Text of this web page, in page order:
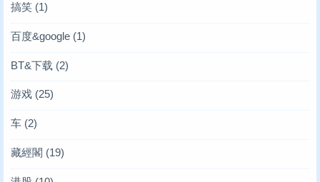
搞笑 (1)
百度&google (1)
BT&下载 (2)
游戏 (25)
车 (2)
藏經閣 (19)